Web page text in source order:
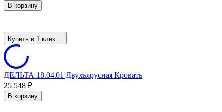
В корзину
Купить в 1 клик
ДЕЛЬТА 18.04.01 Двухъярусная Кровать
25 548 ₽
В корзину